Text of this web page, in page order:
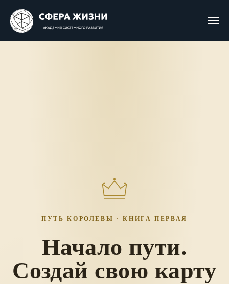
ПУТЬ КОРОЛЕВЫ · КНИГА ПЕРВАЯ
Начало пути.
Создай свою карту
☰